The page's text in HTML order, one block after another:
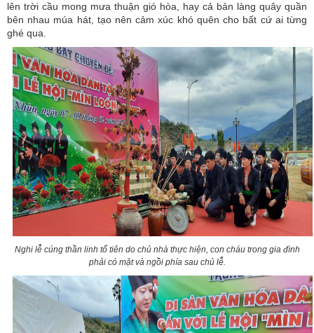
lên trời cầu mong mưa thuận gió hòa, hay cả bản làng quây quần
bên nhau múa hát, tạo nên cảm xúc khó quên cho bất cứ ai từng
ghé qua.
Nghi lễ cúng thần linh tổ tiên do chủ nhà thực hiện, con cháu trong gia đình
phải có mặt và ngồi phía sau chủ lễ.